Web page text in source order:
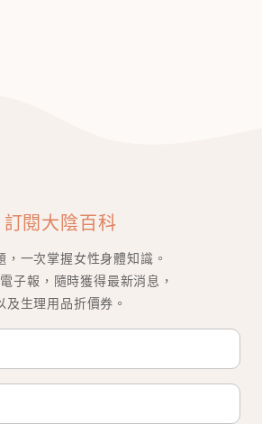
訂閱大陰百科
，一次掌握女性身體知識。
子報，隨時獲得最新消息，
及生理用品折價券。